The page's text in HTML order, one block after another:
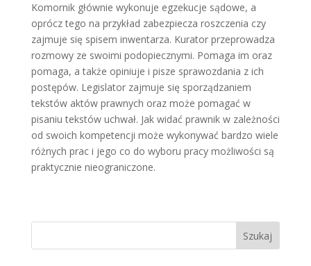
Komornik głównie wykonuje egzekucje sądowe, a
oprócz tego na przykład zabezpiecza roszczenia czy
zajmuje się spisem inwentarza. Kurator przeprowadza
rozmowy ze swoimi podopiecznymi. Pomaga im oraz
pomaga, a także opiniuje i pisze sprawozdania z ich
postępów. Legislator zajmuje się sporządzaniem
tekstów aktów prawnych oraz może pomagać w
pisaniu tekstów uchwał. Jak widać prawnik w zależności
od swoich kompetencji może wykonywać bardzo wiele
różnych prac i jego co do wyboru pracy możliwości są
praktycznie nieograniczone.
Szukaj